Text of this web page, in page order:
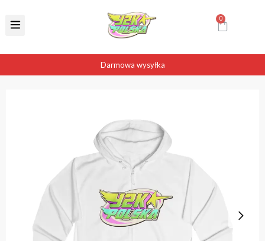
Darmowa wysyłka